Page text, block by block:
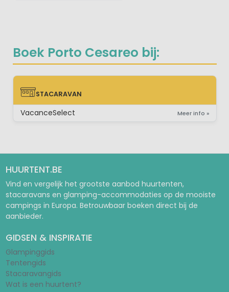
Boek Porto Cesareo bij:
STACARAVAN
STACARAVAN
VacanceSelect Meer info »
HUURTENT.BE
Vind en vergelijk het grootste aanbod huurtenten,
stacaravans en glamping-accommodaties op de mooiste
campings in Europa. Betrouwbaar boeken direct bij de
aanbieder.
GIDSEN & INSPIRATIE
Glampinggids
Tentengids
Stacaravangids
Wat is een huurtent?